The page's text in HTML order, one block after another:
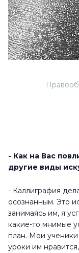
- Как на Вас
другие виды
- Каллиграфия
осознанным. Это
занимаясь им, я
какие-то мнимые
план. Мои ученики
уроки им